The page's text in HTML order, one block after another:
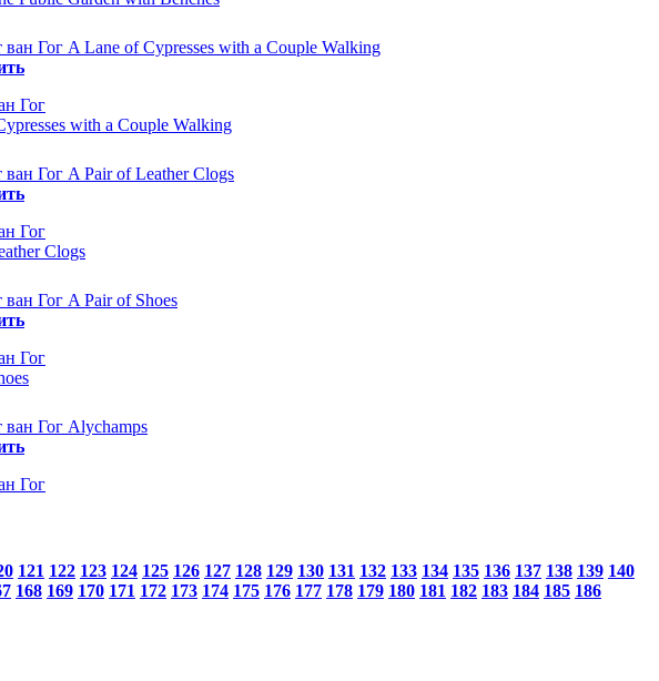
Гог
with a Couple Walking
Гог
Clogs
Гог
Гог
121 122 123 124 125 126 127 128 129 130 131 132 133 134 135 136 137 138 139 140
168 169 170 171 172 173 174 175 176 177 178 179 180 181 182 183 184 185 186